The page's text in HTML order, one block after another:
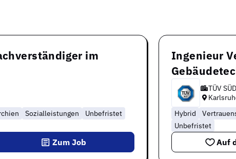
im
Sozialleistungen
Unbefristet
Zum Job
Ingenieur
TÜV
Hybrid
Unbefristet
Auf